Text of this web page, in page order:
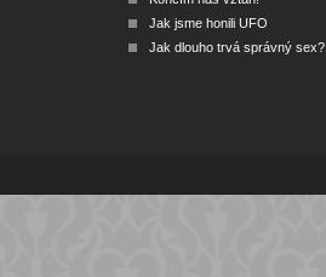
Jak jsme honili UFO
Jak dlouho trvá správný sex?